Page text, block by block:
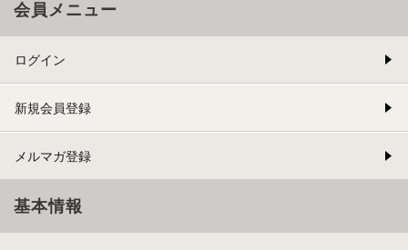
会員メニュー
ログイン
新規会員登録
メルマガ登録
基本情報